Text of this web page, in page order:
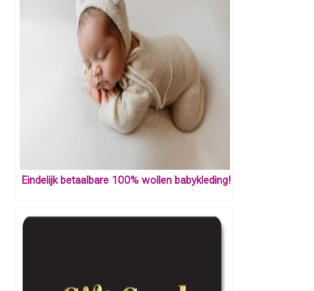
Eindelijk betaalbare 100% wollen babykleding!